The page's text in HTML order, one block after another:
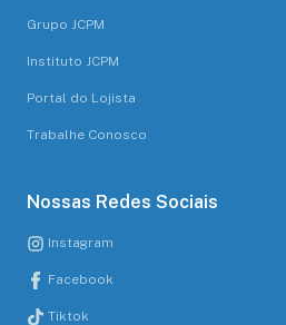
Grupo JCPM
Instituto JCPM
Portal do Lojista
Trabalhe Conosco
Nossas Redes Sociais
Instagram
Facebook
Tiktok